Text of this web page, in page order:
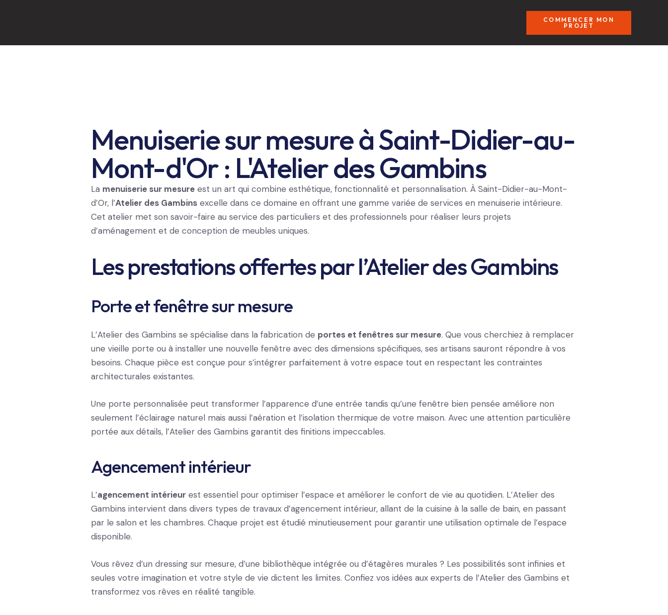
COMMENCER MON
PROJET
Menuiserie sur mesure à Saint-Didier-au-
Mont-d'Or : L'Atelier des Gambins
La menuiserie sur mesure est un art qui combine esthétique, fonctionnalité et personnalisation. À Saint-Didier-au-Mont-
d’Or, l’Atelier des Gambins excelle dans ce domaine en offrant une gamme variée de services en menuiserie intérieure.
Cet atelier met son savoir-faire au service des particuliers et des professionnels pour réaliser leurs projets
d’aménagement et de conception de meubles uniques.
Les prestations offertes par l’Atelier des Gambins
Porte et fenêtre sur mesure
L’Atelier des Gambins se spécialise dans la fabrication de portes et fenêtres sur mesure. Que vous cherchiez à remplacer
une vieille porte ou à installer une nouvelle fenêtre avec des dimensions spécifiques, ses artisans sauront répondre à vos
besoins. Chaque pièce est conçue pour s’intégrer parfaitement à votre espace tout en respectant les contraintes
architecturales existantes.
Une porte personnalisée peut transformer l’apparence d’une entrée tandis qu’une fenêtre bien pensée améliore non
seulement l’éclairage naturel mais aussi l’aération et l’isolation thermique de votre maison. Avec une attention particulière
portée aux détails, l’Atelier des Gambins garantit des finitions impeccables.
Agencement intérieur
L’agencement intérieur est essentiel pour optimiser l’espace et améliorer le confort de vie au quotidien. L’Atelier des
Gambins intervient dans divers types de travaux d’agencement intérieur, allant de la cuisine à la salle de bain, en passant
par le salon et les chambres. Chaque projet est étudié minutieusement pour garantir une utilisation optimale de l’espace
disponible.
Vous rêvez d’un dressing sur mesure, d’une bibliothèque intégrée ou d’étagères murales ? Les possibilités sont infinies et
seules votre imagination et votre style de vie dictent les limites. Confiez vos idées aux experts de l’Atelier des Gambins et
transformez vos rêves en réalité tangible.